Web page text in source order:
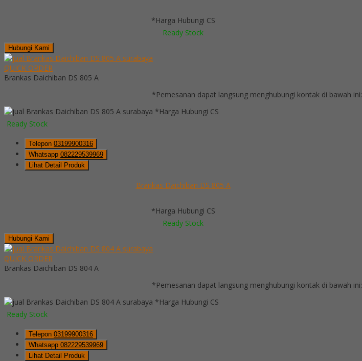
*Harga Hubungi CS
Ready Stock
Hubungi Kami
QUICK ORDER
Brankas Daichiban DS 805 A
*Pemesanan dapat langsung menghubungi kontak di bawah ini:
*Harga Hubungi CS
Ready Stock
Telepon 03199900316
Whatsapp 082229539969
Lihat Detail Produk
Brankas Daichiban DS 805 A
*Harga Hubungi CS
Ready Stock
Hubungi Kami
QUICK ORDER
Brankas Daichiban DS 804 A
*Pemesanan dapat langsung menghubungi kontak di bawah ini:
*Harga Hubungi CS
Ready Stock
Telepon 03199900316
Whatsapp 082229539969
Lihat Detail Produk